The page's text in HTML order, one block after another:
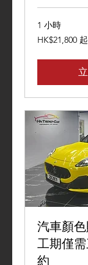
1 小時
21,800
港
起
HK$21,800 起
汽車顏
工期僅
約